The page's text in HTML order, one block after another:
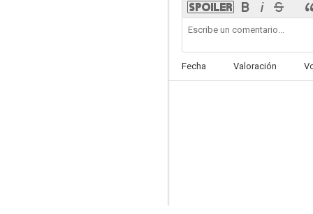
Fecha Valoración